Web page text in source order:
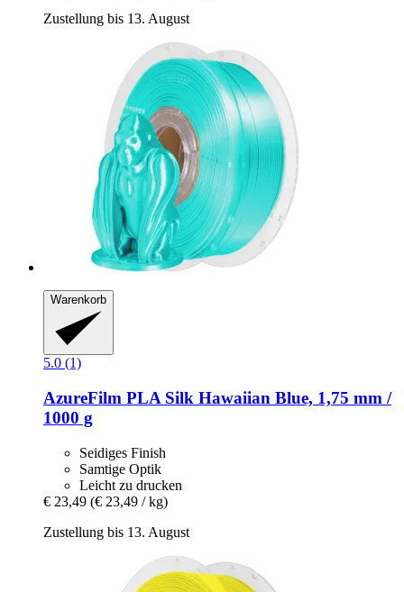
Zustellung bis 13. August
Warenkorb
5.0 (1)
AzureFilm PLA Silk Hawaiian Blue, 1,75 mm /
1000 g
Seidiges Finish
Samtige Optik
Leicht zu drucken
€ 23,49 (€ 23,49 / kg)
Zustellung bis 13. August